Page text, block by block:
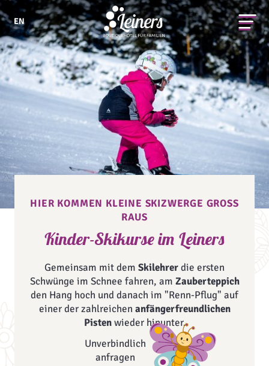
EN
HIER KOMMEN KLEINE SKIZWERGE GROSS R
AUS
Kinder-Skikurse im Leiners
Gemeinsam mit dem Skilehrerdie ersten
Schwünge im Schnee fahren, am Zauberteppich
den Hang hoch und danach im "Renn-Pflug" auf
einer der zahlreichenanfängerfreundlichen
Pistenwieder hinunter.
Unverbindlich
anfragen